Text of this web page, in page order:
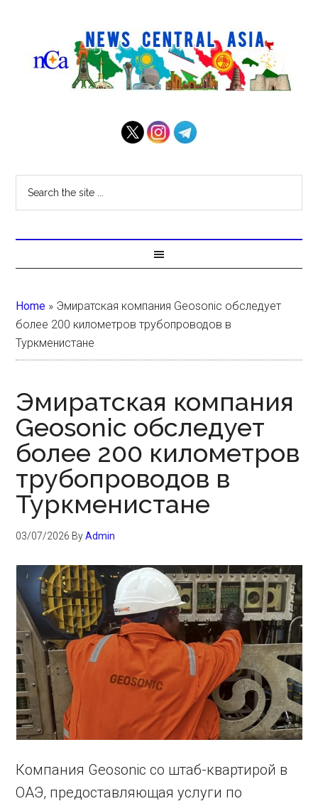
Home » Эмиратская компания Geosonic обследует
более 200 километров трубопроводов в
Туркменистане
Эмиратская компания
Geosonic обследует
более 200 километров
трубопроводов в
Туркменистане
03/07/2026 ByAdmin
Компания Geosonic со штаб-квартирой в
ОАЭ, предоставляющая услуги по